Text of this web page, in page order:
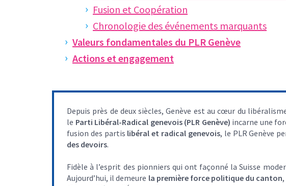
Fusion et Coopération
Chronologie des événements marquants
Valeurs fondamentales du PLR Genève
Actions et engagement
Depuis près de deux siècles, Genève est au cœur du
le Parti Libéral-Radical genevois (PLR Genève) incarne une
fusion des partis libéral et radical genevois, le PLR Genève
des devoirs.
Fidèle à l’esprit des pionniers qui ont façonné la Suisse
Aujourd’hui, il demeure la première force politique du canton